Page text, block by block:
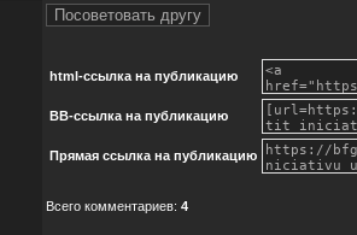
html-cсылка на публикацию
BB-cсылка на публикацию
Прямая ссылка на публикацию
Всего комментариев: 4